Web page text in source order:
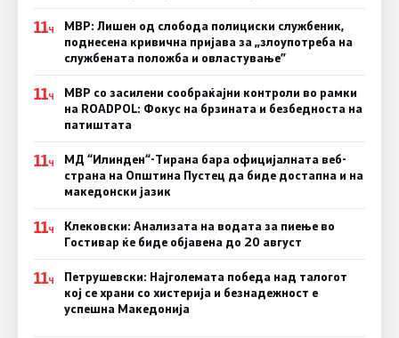
11Ч
МВР: Лишен од слобода полициски службеник,
поднесена кривична пријава за „злоупотреба на
службената положба и овластување”
11Ч
МВР со засилени сообраќајни контроли во рамки
на ROADPOL: Фокус на брзината и безбедноста на
патиштата
11Ч
МД “Илинден“-Тирана бара официјалната веб-
страна на Општина Пустец да биде достапна и на
македонски јазик
11Ч
Клековски: Анализата на водата за пиење во
Гостивар ќе биде објавена до 20 август
11Ч
Петрушевски: Најголемата победа над талогот
кој се храни со хистерија и безнадежност е
успешна Македонија